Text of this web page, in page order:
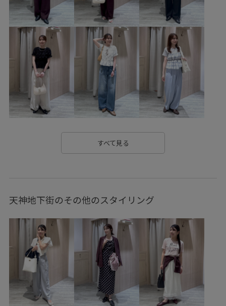
vis_junetops vis_okazakisae_june vis_okazakisae_may
vis_pickuppants VIS_smallsize Wbottoms_pickup
Wpickup_items お手入れしやすい
お気に入りアイテム_pickup きれいめ こなれ感
さらりとした みんながチェックしているアイテム_pickup
イージーケア ウエストタック オールシーズン
シワになりにくい シンプル シンプルなデザイン
シンプルなトップス ジャケット スカート スッキリ
セットアップ セットアップ対象商品 ソフトタッチ
タイト チェーン デイリーで活躍
デイリー使い ニュアンスがある ハンドタオル
バランスが良い バングル ビスチェ ピスタチオ
すべて見る
天神地下街のその他のスタイリング